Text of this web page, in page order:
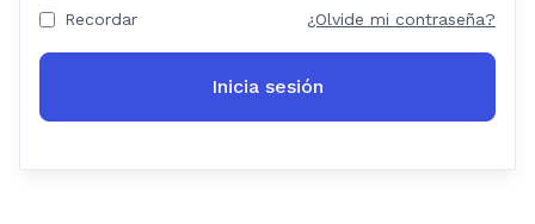
Recordar ¿Olvide mi contraseña?